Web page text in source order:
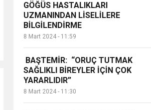
GÖĞÜS HASTALIKLARI
UZMANINDAN LİSELİLERE
BİLGİLENDİRME
8 Mart 2024 - 11:59
BAŞTEMİR: “ORUÇ TUTMAK
SAĞLIKLI BİREYLER İÇİN ÇOK
YARARLIDIR”
8 Mart 2024 - 11:30